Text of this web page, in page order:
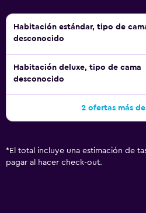
Habitación estándar, tipo de
desconocido
Habitación deluxe, tipo de cama
desconocido
2 ofertas más
* El total incluye una estimación de
pagar al hacer check-out.